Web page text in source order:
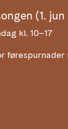
(1.
kl. 10–17
førespurnader